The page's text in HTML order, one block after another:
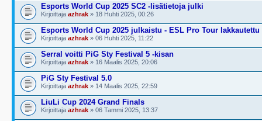
Esports World Cup 2025 SC2 -lisätietoja julki
Kirjoittaja azhrak » 18 Huhti 2025, 00:26
Esports World Cup 2025 julkaistu - ESL Pro Tour lakkautettu
Kirjoittaja azhrak » 06 Huhti 2025, 11:22
Serral voitti PiG Sty Festival 5 -kisan
Kirjoittaja azhrak » 16 Maalis 2025, 20:06
PiG Sty Festival 5.0
Kirjoittaja azhrak » 14 Maalis 2025, 22:59
LiuLi Cup 2024 Grand Finals
Kirjoittaja azhrak » 06 Tammi 2025, 13:37